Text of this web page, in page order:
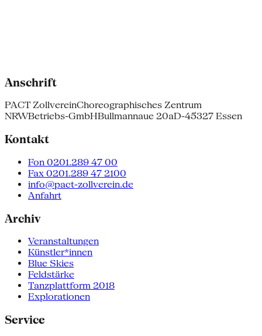
Anschrift
PACT ZollvereinChoreographisches Zentrum
NRWBetriebs-GmbHBullmannaue 20aD-45327 Essen
Kontakt
Fon 0201.289 47 00
Fax 0201.289 47 2100
info@pact-zollverein.de
Anfahrt
Archiv
Veranstaltungen
Künstler*innen
Blue Skies
Feldstärke
Tanzplattform 2018
Explorationen
Service